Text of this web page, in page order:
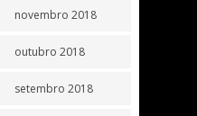
novembro 2018
outubro 2018
setembro 2018